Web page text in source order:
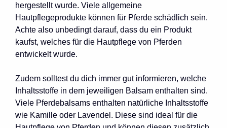
hergestellt wurde. Viele allgemeine
Hautpflegeprodukte können für Pferde schädlich sein.
Achte also unbedingt darauf, dass du ein Produkt
kaufst, welches für die Hautpflege von Pferden
entwickelt wurde.
Zudem solltest du dich immer gut informieren, welche
Inhaltsstoffe in dem jeweiligen Balsam enthalten sind.
Viele Pferdebalsams enthalten natürliche Inhaltsstoffe
wie Kamille oder Lavendel. Diese sind ideal für die